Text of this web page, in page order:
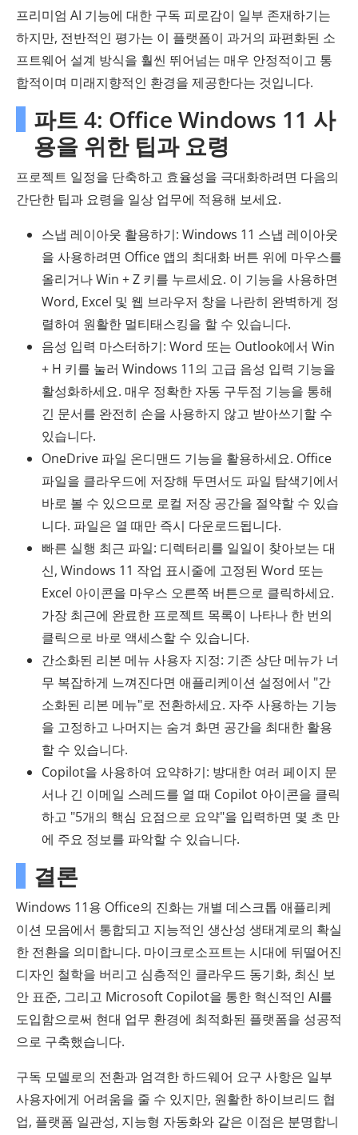
프리미엄 AI 기능에 대한 구독 피로감이 일부 존재하기는
하지만, 전반적인 평가는 이 플랫폼이 과거의 파편화된 소
프트웨어 설계 방식을 훨씬 뛰어넘는 매우 안정적이고 통
합적이며 미래지향적인 환경을 제공한다는 것입니다.
파트 4: Office Windows 11 사
용을 위한 팁과 요령
프로젝트 일정을 단축하고 효율성을 극대화하려면 다음의
간단한 팁과 요령을 일상 업무에 적용해 보세요.
스냅 레이아웃 활용하기: Windows 11 스냅 레이아웃
을 사용하려면 Office 앱의 최대화 버튼 위에 마우스를
올리거나 Win + Z 키를 누르세요. 이 기능을 사용하면
Word, Excel 및 웹 브라우저 창을 나란히 완벽하게 정
렬하여 원활한 멀티태스킹을 할 수 있습니다.
음성 입력 마스터하기: Word 또는 Outlook에서 Win
+ H 키를 눌러 Windows 11의 고급 음성 입력 기능을
활성화하세요. 매우 정확한 자동 구두점 기능을 통해
긴 문서를 완전히 손을 사용하지 않고 받아쓰기할 수
있습니다.
OneDrive 파일 온디맨드 기능을 활용하세요. Office
파일을 클라우드에 저장해 두면서도 파일 탐색기에서
바로 볼 수 있으므로 로컬 저장 공간을 절약할 수 있습
니다. 파일은 열 때만 즉시 다운로드됩니다.
빠른 실행 최근 파일: 디렉터리를 일일이 찾아보는 대
신, Windows 11 작업 표시줄에 고정된 Word 또는
Excel 아이콘을 마우스 오른쪽 버튼으로 클릭하세요.
가장 최근에 완료한 프로젝트 목록이 나타나 한 번의
클릭으로 바로 액세스할 수 있습니다.
간소화된 리본 메뉴 사용자 지정: 기존 상단 메뉴가 너
무 복잡하게 느껴진다면 애플리케이션 설정에서 "간
소화된 리본 메뉴"로 전환하세요. 자주 사용하는 기능
을 고정하고 나머지는 숨겨 화면 공간을 최대한 활용
할 수 있습니다.
Copilot을 사용하여 요약하기: 방대한 여러 페이지 문
서나 긴 이메일 스레드를 열 때 Copilot 아이콘을 클릭
하고 "5개의 핵심 요점으로 요약"을 입력하면 몇 초 만
에 주요 정보를 파악할 수 있습니다.
결론
Windows 11용 Office의 진화는 개별 데스크톱 애플리케
이션 모음에서 통합되고 지능적인 생산성 생태계로의 확실
한 전환을 의미합니다. 마이크로소프트는 시대에 뒤떨어진
디자인 철학을 버리고 심층적인 클라우드 동기화, 최신 보
안 표준, 그리고 Microsoft Copilot을 통한 혁신적인 AI를
도입함으로써 현대 업무 환경에 최적화된 플랫폼을 성공적
으로 구축했습니다.
구독 모델로의 전환과 엄격한 하드웨어 요구 사항은 일부
사용자에게 어려움을 줄 수 있지만, 원활한 하이브리드 협
업, 플랫폼 일관성, 지능형 자동화와 같은 이점은 분명합니